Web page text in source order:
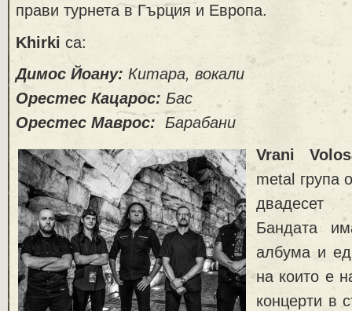
прави турнета в Гърция и Европа.
Khirki са:
Димос Йоану: Китара, вокали
Орестес Кацарос: Бас
Орестес Маврос: Барабани
Vrani
metal група
двадесет
Бандата
албума и
на които е
концерти в